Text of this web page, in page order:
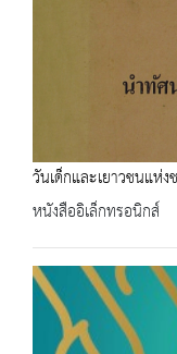
วันเด็กและเยาวชนแห่
หนังสืออิเล็กทรอนิกส์